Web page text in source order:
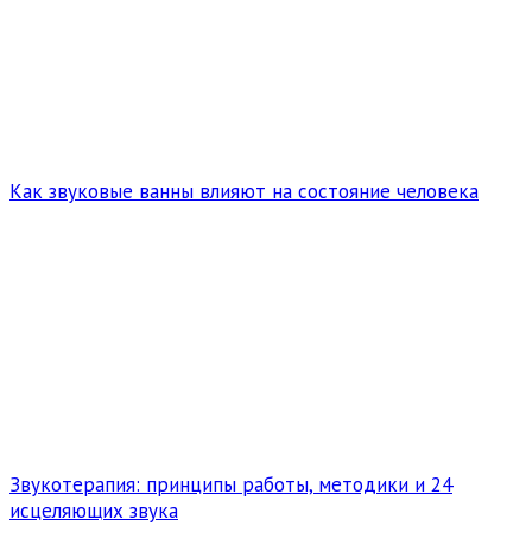
Как звуковые ванны влияют на состояние человека
Звукотерапия: принципы работы, методики и 24
исцеляющих звука